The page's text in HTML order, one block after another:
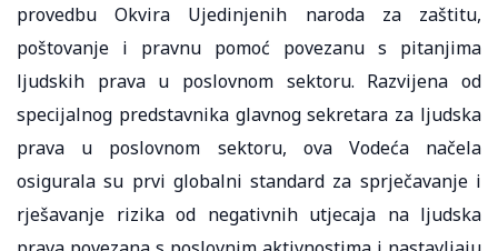
provedbu Okvira Ujedinjenih naroda za zaštitu,
poštovanje i pravnu pomoć povezanu s pitanjima
ljudskih prava u poslovnom sektoru. Razvijena od
specijalnog predstavnika glavnog sekretara za ljudska
prava u poslovnom sektoru, ova Vodeća načela
osigurala su prvi globalni standard za sprječavanje i
rješavanje rizika od negativnih utjecaja na ljudska